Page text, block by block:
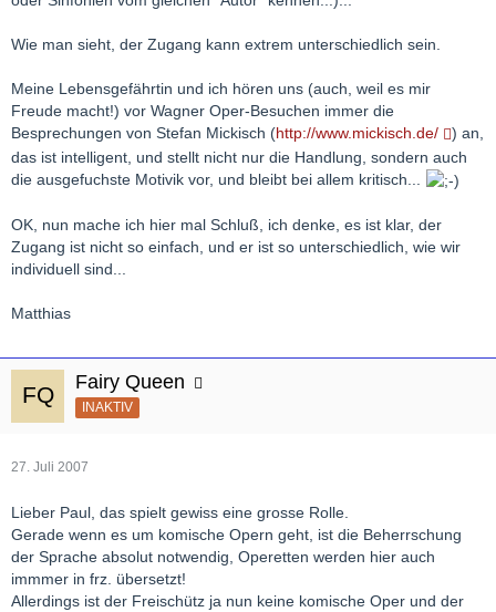
Wie man sieht, der Zugang kann extrem unterschiedlich sein.
Meine Lebensgefährtin und ich hören uns (auch, weil es mir
Freude macht!) vor Wagner Oper-Besuchen immer die
Besprechungen von Stefan Mickisch (http://www.mickisch.de/
) an,
das ist intelligent, und stellt nicht nur die Handlung, sondern auch
die ausgefuchste Motivik vor, und bleibt bei allem kritisch...
OK, nun mache ich hier mal Schluß, ich denke, es ist klar, der
Zugang ist nicht so einfach, und er ist so unterschiedlich, wie wir
individuell sind...
Matthias
Fairy Queen
INAKTIV
27. Juli 2007
Lieber Paul, das spielt gewiss eine grosse Rolle.
Gerade wenn es um komische Opern geht, ist die Beherrschung
der Sprache absolut notwendig, Operetten werden hier auch
immmer in frz. übersetzt!
Allerdings ist der Freischütz ja nun keine komische Oper und der